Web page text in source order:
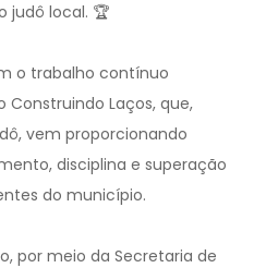
judô local. 🏆
o trabalho contínuo
Construindo Laços, que,
vem proporcionando
disciplina e superação
do município.
por meio da Secretaria de